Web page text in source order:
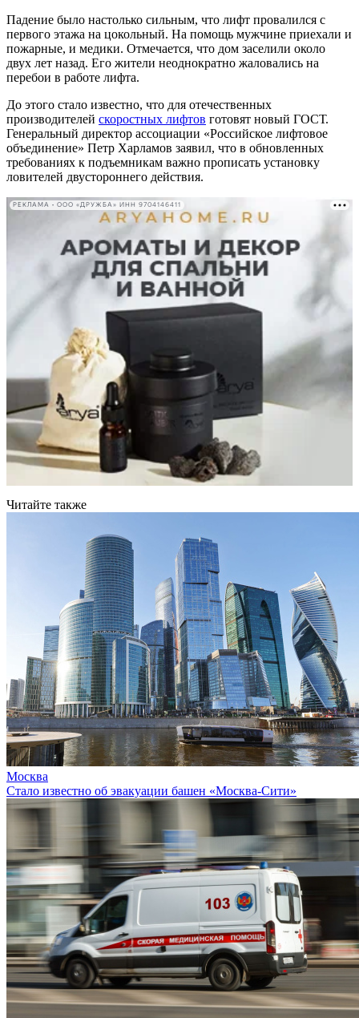
Падение было настолько сильным, что лифт провалился с
первого этажа на цокольный. На помощь мужчине приехали и
пожарные, и медики. Отмечается, что дом заселили около
двух лет назад. Его жители неоднократно жаловались на
перебои в работе лифта.
До этого стало известно, что для отечественных
производителей скоростных лифтов готовят новый ГОСТ.
Генеральный директор ассоциации «Российское лифтовое
объединение» Петр Харламов заявил, что в обновленных
требованиях к подъемникам важно прописать установку
ловителей двустороннего действия.
РЕКЛАМА • ООО «ДРУЖБА» ИНН 9704146411
Читайте также
Москва
Стало известно об эвакуации башен «Москва-Сити»